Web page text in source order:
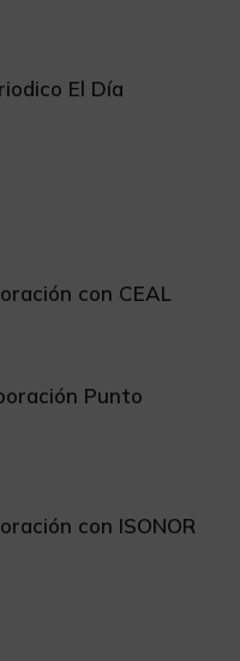
El Día
con CEAL
Punto
con ISONOR